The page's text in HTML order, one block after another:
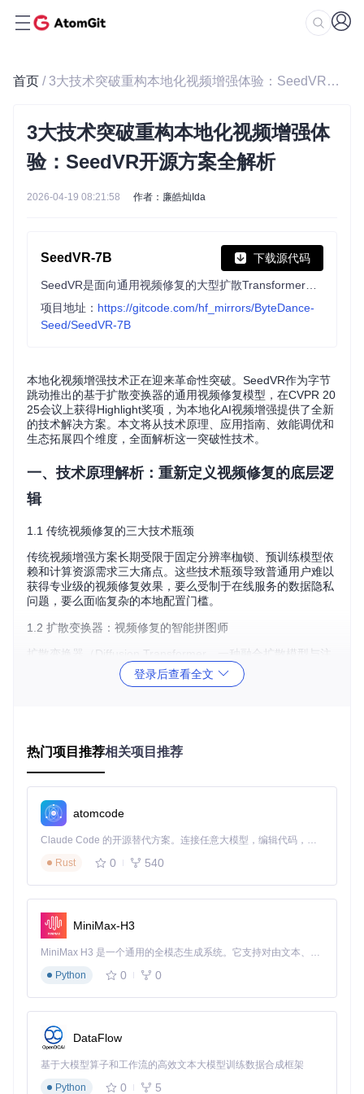
首页 / 3大技术突破重构本地化视频增强体验：SeedVR开源方案全解析
3大技术突破重构本地化视频增强体
验：SeedVR开源方案全解析
2026-04-19 08:21:58 作者：廉皓灿Ida
SeedVR-7B 下载源代码
项目地址： https://gitcode.com/hf_mirrors/ByteDance-
Seed/SeedVR-7B
本地化视频增强技术正在迎来革命性突破。SeedVR作为字节
跳动推出的基于扩散变换器的通用视频修复模型，在CVPR 20
25会议上获得Highlight奖项，为本地化AI视频增强提供了全新
的技术解决方案。本文将从技术原理、应用指南、效能调优和
生态拓展四个维度，全面解析这一突破性技术。
一、技术原理解析：重新定义视频修复的底层逻
辑
1.1 传统视频修复的三大技术瓶颈
传统视频增强方案长期受限于固定分辨率枷锁、预训练模型依
赖和计算资源需求三大痛点。这些技术瓶颈导致普通用户难以
获得专业级的视频修复效果，要么受制于在线服务的数据隐私
问题，要么面临复杂的本地配置门槛。
1.2 扩散变换器：视频修复的智能拼图师
扩散变换器（Diffusion Transformer，一种融合扩散模型与注
意力机制的视频处理架构）的出现彻底改变了这一局面。如果
将视频修复比作拼图游戏，传统方法需要人工确定每块拼图的
SeedVR扩散变换器架构示意图，展示了视频修复的智能处理
流程
SeedVR带来了三项颠覆性技术创新：首先，它摆脱了对预训
练扩散先验的依赖，实现了真正的端到端视频修复；其次，支
最后，集成先进视频生成技术，适用于多种视频修复场景。
二、场景化应用指南：从痛点到解决方案
2.1 影视制作：提升素材细节表现力
场景：专业影视后期制作
痛点：原始素材细节不足，传统增强工具容易导致画面失真
风格的基础上提升细节表现力
用户案例
材，在保留自然光影的同时，将4K素材提升至8K分辨率，后
期制作效率提升40%。
2.2 内容创作：零成本提升视频质量
登录后查看全文
热门项目推荐相关项目推荐
atomcode
Claude Code 的开源替代方案。连接任意大模型，编辑代码，运行命令，自动验证 — 全自动执行。用 Rust 构建，极致性能。 ｜ An open-source alternative to Claude Code. Connect any LLM, edit code, run commands, and verify changes — autonomously. Built in Rust for speed. Get Started
Rust
0 540
MiniMax-H3
MiniMax H3 是一个通用的全模态生成系统。它支持对由文本、图像、视频和音频组成的多模态上下文进行统一理解，并能生成分辨率高达 2K、时长可达 15 秒的带原生立体声音频的视频。得益于面向任务泛化的系统设计，H3 在预训练阶段就已具备广泛的多模态上下文理解与生成能力，能够出色地执行复杂的多模态指令。
Python
0 0
DataFlow
基于大模型算子和工作流的高效文本大模型训练数据合成框架
Python
0 5